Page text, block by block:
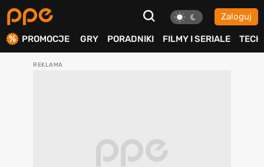
Zaloguj
PROMOCJE GRY PORADNIKI FILMY I SERIALE TECH